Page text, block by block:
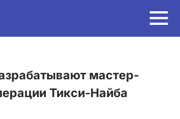
Тикси-Найба